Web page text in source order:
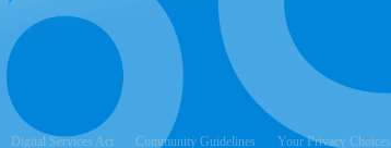
Digital Services Act Community Guidelines Your Privacy Choices